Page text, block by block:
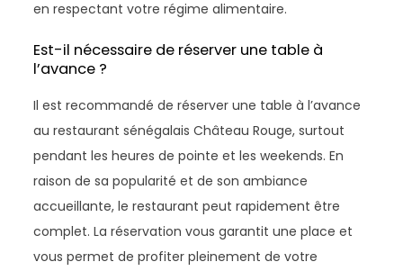
en respectant votre régime alimentaire.
Est-il nécessaire de réserver une table à
l’avance ?
Il est recommandé de réserver une table à l’avance
au restaurant sénégalais Château Rouge, surtout
pendant les heures de pointe et les weekends. En
raison de sa popularité et de son ambiance
accueillante, le restaurant peut rapidement être
complet. La réservation vous garantit une place et
vous permet de profiter pleinement de votre